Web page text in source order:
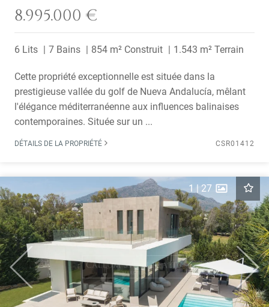
8.995.000 €
6 Lits 7 Bains 854 m² Construit 1.543 m² Terrain
Cette propriété exceptionnelle est située dans la
prestigieuse vallée du golf de Nueva Andalucía, mêlant
l'élégance méditerranéenne aux influences balinaises
contemporaines. Située sur un ...
DÉTAILS DE LA PROPRIÉTÉ CSR01412
Previous Next
1 | 27